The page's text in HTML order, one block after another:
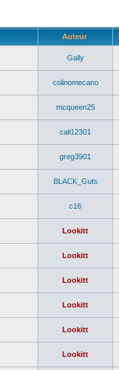
Auteur
Gally
colinomecano
mcqueen25
cali12301
greg3901
BLACK_Guts
c16
Lookitt
Lookitt
Lookitt
Lookitt
Lookitt
Lookitt